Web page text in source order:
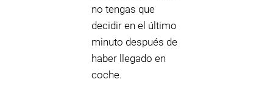
no tengas que
decidir en el último
minuto después de
haber llegado en
coche.